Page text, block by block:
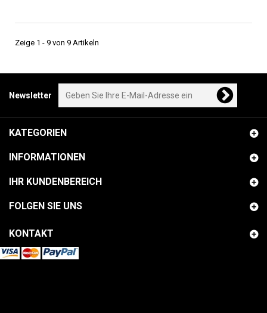
Zeige 1 - 9 von 9 Artikeln
Newsletter
KATEGORIEN
INFORMATIONEN
IHR KUNDENBEREICH
FOLGEN SIE UNS
KONTAKT